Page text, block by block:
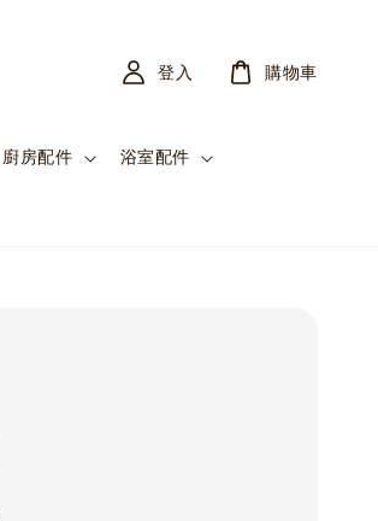
廚房配件 浴室配件
登入 購物車